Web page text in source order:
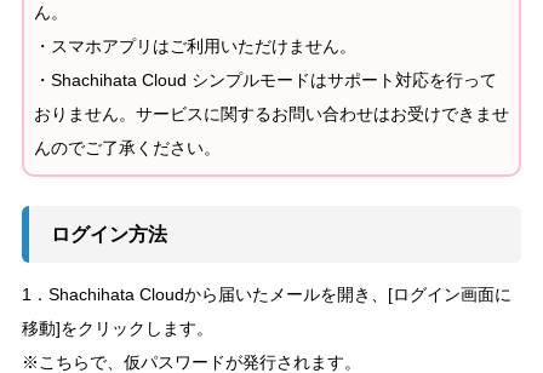
ん。
・スマホアプリはご利用いただけません。
・Shachihata Cloud シンプルモードはサポート対応を行って
おりません。サービスに関するお問い合わせはお受けできませ
んのでご了承ください。
ログイン方法
1．Shachihata Cloudから届いたメールを開き、[ログイン画面に
移動]をクリックします。
※こちらで、仮パスワードが発行されます。